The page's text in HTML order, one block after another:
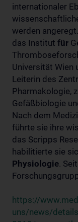
internationaler
werden
das Institut für
Universität Wien
Leiterin des
Pharmakologie,
Gefäßbiologie
Nach dem
führte sie ihre
das Scripps
habilitierte sie
Physiologie.
https://
uns/news/